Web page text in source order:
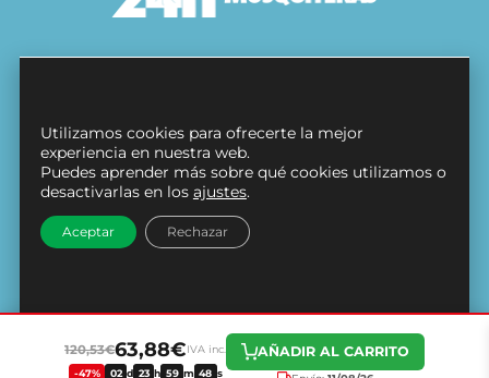
120,53€63,88€IVA inc.
-47%
02 d 23 h 59 m 47 s
AÑADIR AL CARRITO
Protección de datos
Contacto
Síguenos en
Utilizamos cookies para ofrecerte la mejor
experiencia en nuestra web.
Puedes aprender más sobre qué cookies utilizamos o
desactivarlas en los ajustes.
Aceptar Rechazar